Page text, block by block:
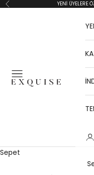
İçeriğe geç
Geri YENİ ÜYELERE
Menü
Exquise TR
Sepet